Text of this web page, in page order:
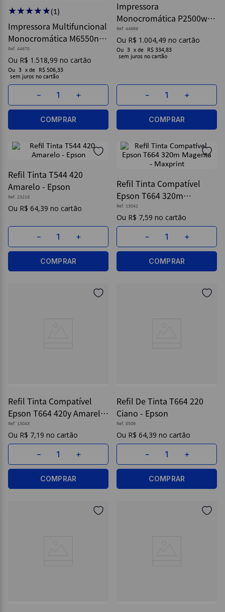
★★★★★(1)
Impressora Multifuncional
Monocromática M6550nw
Pantum - Elgin
Ref. 44670
R$ 1 .518,99
Ou 3 x de
R$ 506,33
sem juros
＋
－
COMPRAR
Impressora
Monocromática P2500w
Pantum - Elgin
Ref. 44669
R$ 1 .004,49
Ou 3 x de
R$ 334,83
sem juros
＋
－
COMPRAR
Refil Tinta T544 420
Amarelo - Epson
Ref. 23218
R$ 64,39
＋
－
COMPRAR
Refil Tinta Compatível
Epson T664 320m
Magenta - Maxprint
Ref. 13042
R$ 7,59
＋
－
COMPRAR
Refil Tinta Compatível
Epson T664 420y Amarelo
- Maxprint
Ref. 13043
R$ 7,19
＋
－
COMPRAR
Refil De Tinta T664 220
Ciano - Epson
Ref. 8509
R$ 64,39
＋
－
COMPRAR
9º
post it